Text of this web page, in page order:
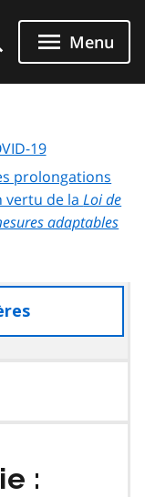
Menu
19
prolongations
vertu de laLoi de
adaptables
à
: